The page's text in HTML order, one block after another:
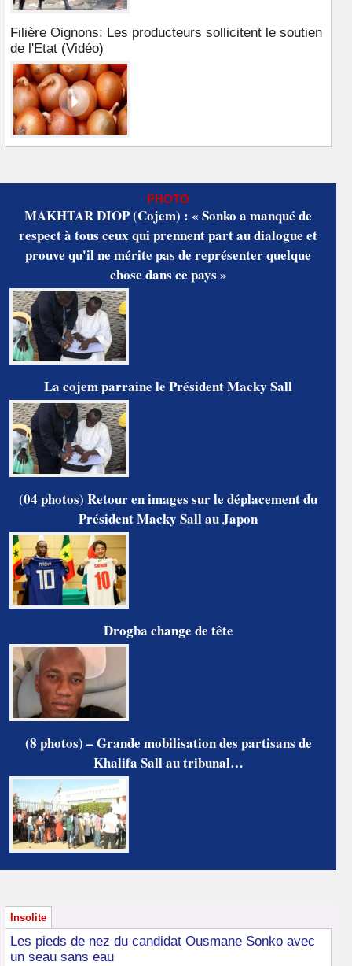
Filière Oignons: Les producteurs sollicitent le soutien
de l'Etat (Vidéo)
PHOTO
MAKHTAR DIOP (Cojem) : « Sonko a manqué de
respect à tous ceux qui prennent part au dialogue et
prouve qu'il ne mérite pas de représenter quelque
chose dans ce pays »
La cojem parraine le Président Macky Sall
(04 photos) Retour en images sur le déplacement du
Président Macky Sall au Japon
Drogba change de tête
(8 photos) – Grande mobilisation des partisans de
Khalifa Sall au tribunal…
Insolite
Les pieds de nez du candidat Ousmane Sonko avec
un seau sans eau